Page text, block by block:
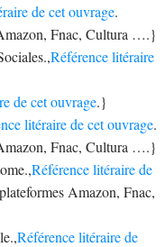
de cet ouvrage.
Fnac, Cultura ….}
Référence litéraire
de cet ouvrage.}
litéraire de cet ouvrage.
Fnac, Cultura ….}
Référence litéraire de
Amazon, Fnac,
Référence litéraire de